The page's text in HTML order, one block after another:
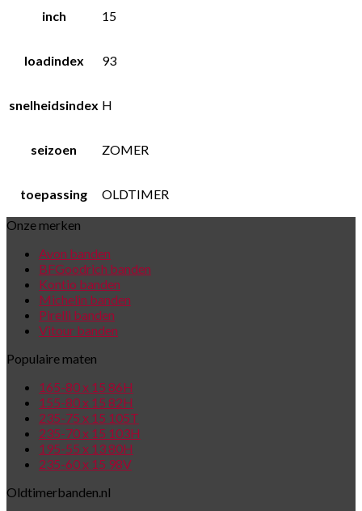
inch 15
loadindex 93
snelheidsindex H
seizoen ZOMER
toepassing
OLDTIMER
Onze merken
Avon banden
BFGoodrich banden
Kontio banden
Michelin banden
Pirelli banden
Vitour banden
Populaire maten
165-80 x 15 86H
155-80 x 15 82H
235-75 x 15 105T
235-70 x 15 103H
195-55 x 13 80H
235-60 x 15 98V
Oldtimerbanden.nl